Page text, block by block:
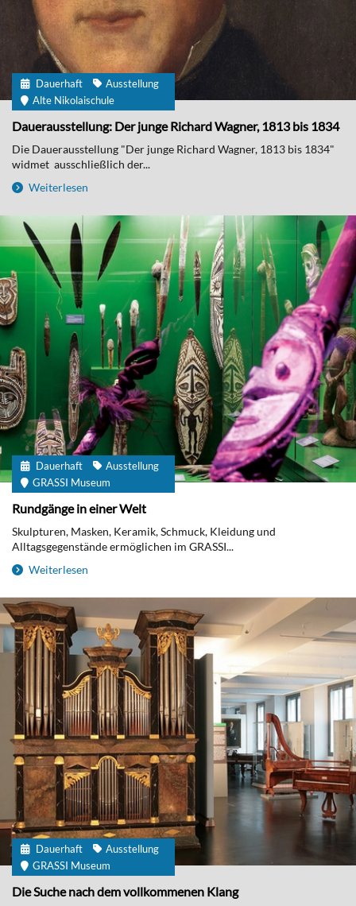
Dauerhaft
Ausstellung
Alte Nikolaischule
Dauerausstellung: Der junge Richard Wagner, 1813 bis 1834
Die Dauerausstellung "Der junge Richard Wagner, 1813 bis 1834"
widmet ausschließlich der...
Weiterlesen
Dauerhaft
Ausstellung
GRASSI Museum
Rundgänge in einer Welt
Skulpturen, Masken, Keramik, Schmuck, Kleidung und
Alltagsgegenstände ermöglichen im GRASSI...
Weiterlesen
Dauerhaft
Ausstellung
GRASSI Museum
Die Suche nach dem vollkommenen Klang